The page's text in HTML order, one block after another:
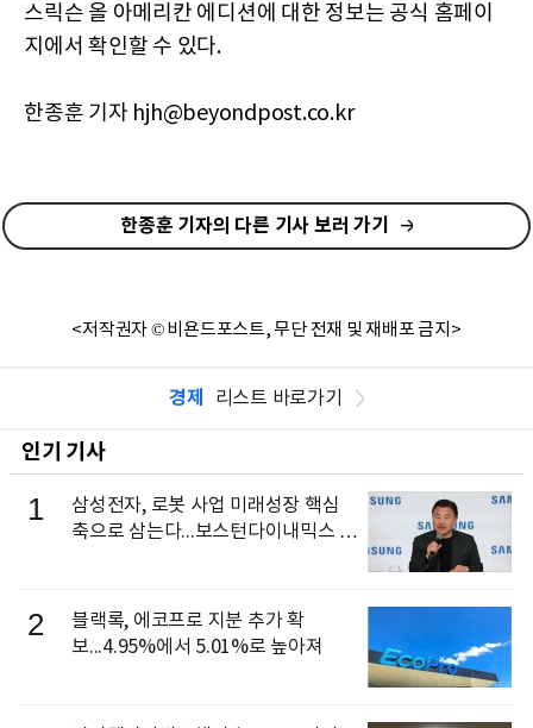
스릭슨 올 아메리칸 에디션에 대한 정보는 공식 홈페이
지에서 확인할 수 있다.
한종훈 기자 hjh@beyondpost.co.kr
한종훈 기자의 다른 기사 보러 가기
<저작권자 © 비욘드포스트, 무단 전재 및 재배포 금지>
경제 리스트 바로가기
인기 기사
1
삼성전자, 로봇 사업 미래성장 핵심
축으로 삼는다...보스턴다이내믹스 출
2
블랙록, 에코프로 지분 추가 확
보...4.95%에서 5.01%로 높아져